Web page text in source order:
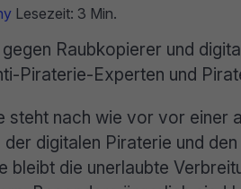
Lesezeit: 3 Min.
Raubkopierer und
Piraterie-Experten und
steht nach wie vor vor einer
digitalen Piraterie und
bleibt die unerlaubte